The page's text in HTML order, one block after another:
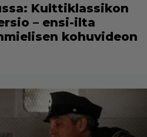
Kulttiklassikon
– ensi-ilta
kohuvideon